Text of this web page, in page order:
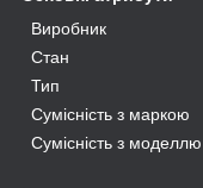
Виробник
Стан
Тип
Сумісність з маркою
Сумісність з моделлю